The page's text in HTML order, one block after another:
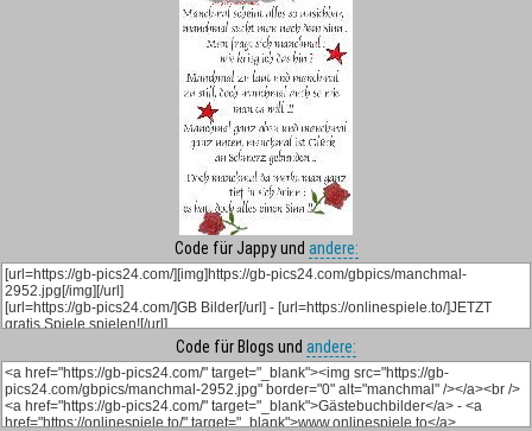
Code für Jappy und andere:
Code für Blogs und andere: